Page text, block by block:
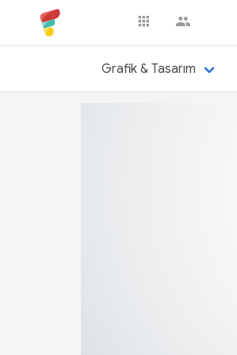
Grafik & Tasarım
okaymert